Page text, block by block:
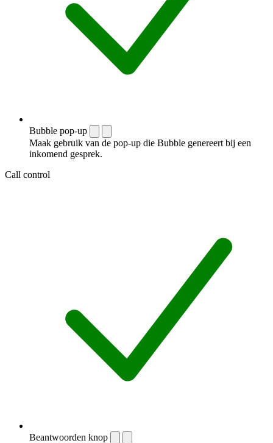
Bubble pop-up
Maak gebruik van de pop-up die Bubble genereert bij een
inkomend gesprek.
Call control
Beantwoorden knop